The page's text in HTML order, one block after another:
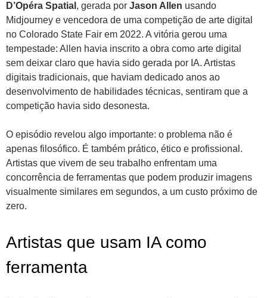
D’Opéra Spatial , gerada por Jason Allen usando
Midjourney e vencedora de uma competição de arte digital
no Colorado State Fair em 2022. A vitória gerou uma
tempestade: Allen havia inscrito a obra como arte digital
sem deixar claro que havia sido gerada por IA. Artistas
digitais tradicionais, que haviam dedicado anos ao
desenvolvimento de habilidades técnicas, sentiram que a
competição havia sido desonesta.
O episódio revelou algo importante: o problema não é
apenas filosófico. É também prático, ético e profissional.
Artistas que vivem de seu trabalho enfrentam uma
concorrência de ferramentas que podem produzir imagens
visualmente similares em segundos, a um custo próximo de
zero.
Artistas que usam IA como
ferramenta